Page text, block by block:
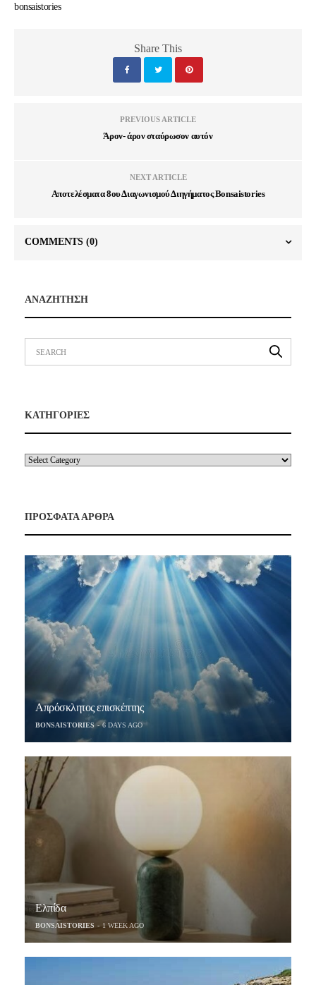
bonsaistories
Share This
PREVIOUS ARTICLE
Άρον- άρον σταύρωσον αυτόν
NEXT ARTICLE
Αποτελέσματα 8ου Διαγωνισμού Διηγήματος Bonsaistories
COMMENTS (0)
ΑΝΑΖΗΤΗΣΗ
ΚΑΤΗΓΟΡΙΕΣ
ΠΡΟΣΦΑΤΑ ΑΡΘΡΑ
Απρόσκλητος επισκέπτης
BONSAISTORIES 6 DAYS AGO
Ελπίδα
BONSAISTORIES 1 WEEK AGO